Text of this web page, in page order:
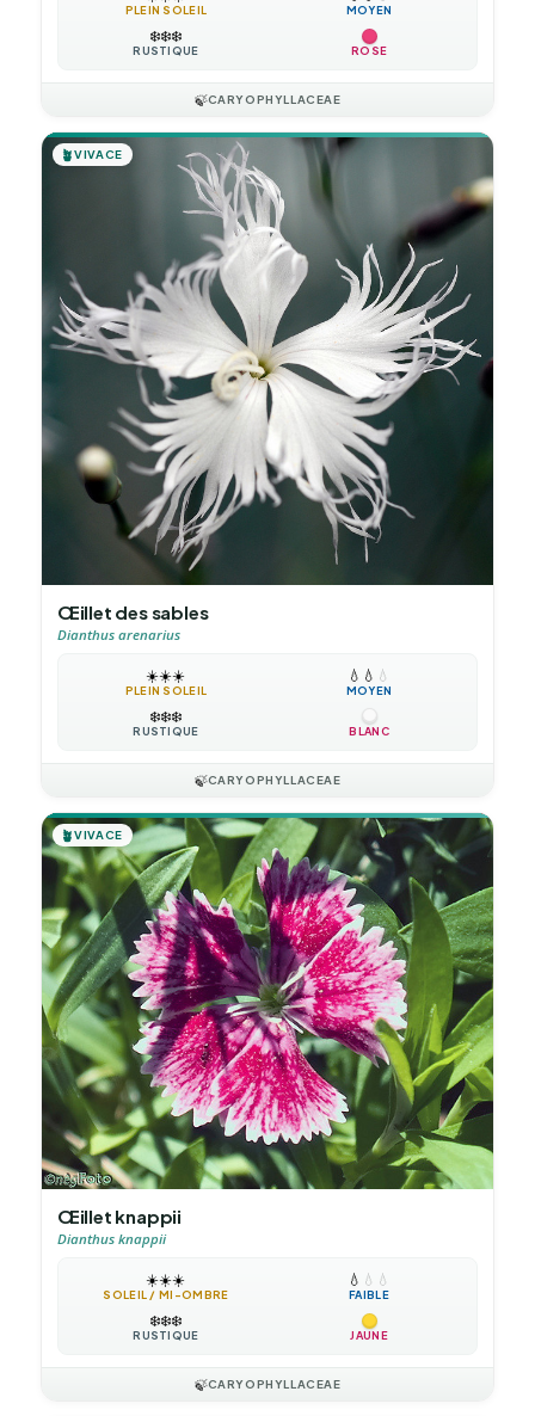
PLEIN SOLEIL MOYEN
❄️❄️❄️
RUSTIQUE ROSE
🍃CARYOPHYLLACEAE
🪴VIVACE
Œillet des sables
Dianthus arenarius
☀️☀️☀️
PLEIN SOLEIL
💧 💧 💧
MOYEN
❄️❄️❄️
RUSTIQUE BLANC
🍃CARYOPHYLLACEAE
🪴VIVACE
Œillet knappii
Dianthus knappii
☀️☀️☀️
SOLEIL / MI-OMBRE
💧 💧 💧
FAIBLE
❄️❄️❄️
RUSTIQUE JAUNE
🍃CARYOPHYLLACEAE